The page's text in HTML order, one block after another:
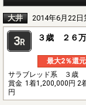
大井 2014年6月22日
3R ３歳 ２６
最大2％還元
サラブレッド系 ３歳
賞金 1着1,200,000円 2
円